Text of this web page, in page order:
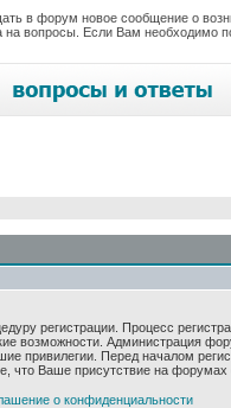
в форум новое сообщение о
вопросы. Если Вам необходимо
регистрации. Процесс
возможности. Администрация
привилегии. Перед началом
что Ваше присутствие на форумах
о конфиденциальности